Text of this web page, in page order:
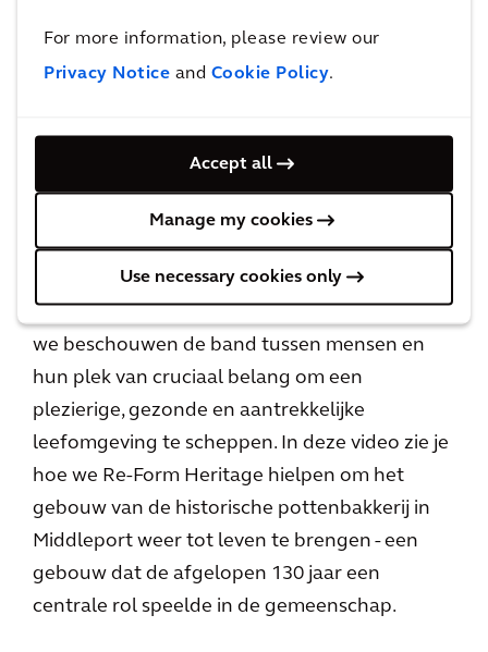
For more information, please review our
Privacy Notice and Cookie Policy.
Accept all
Manage my cookies
Use necessary cookies only
De partnerrelatie van Re-Form en Arcadis is
een natuurlijk verbond, omdat onze waarden
ons werk. Of het nu gaat om werkgelegenheid
behouden of scheppen, het unieke erfgoed
van een gebied vieren of mensen als vrijwilliger
in te zetten op plekken die hen dierbaar zijn,
we beschouwen de band tussen mensen en
hun plek van cruciaal belang om een
plezierige, gezonde en aantrekkelijke
leefomgeving te scheppen. In deze video zie je
hoe we Re-Form Heritage hielpen om het
gebouw van de historische pottenbakkerij in
Middleport weer tot leven te brengen - een
gebouw dat de afgelopen 130 jaar een
centrale rol speelde in de gemeenschap.